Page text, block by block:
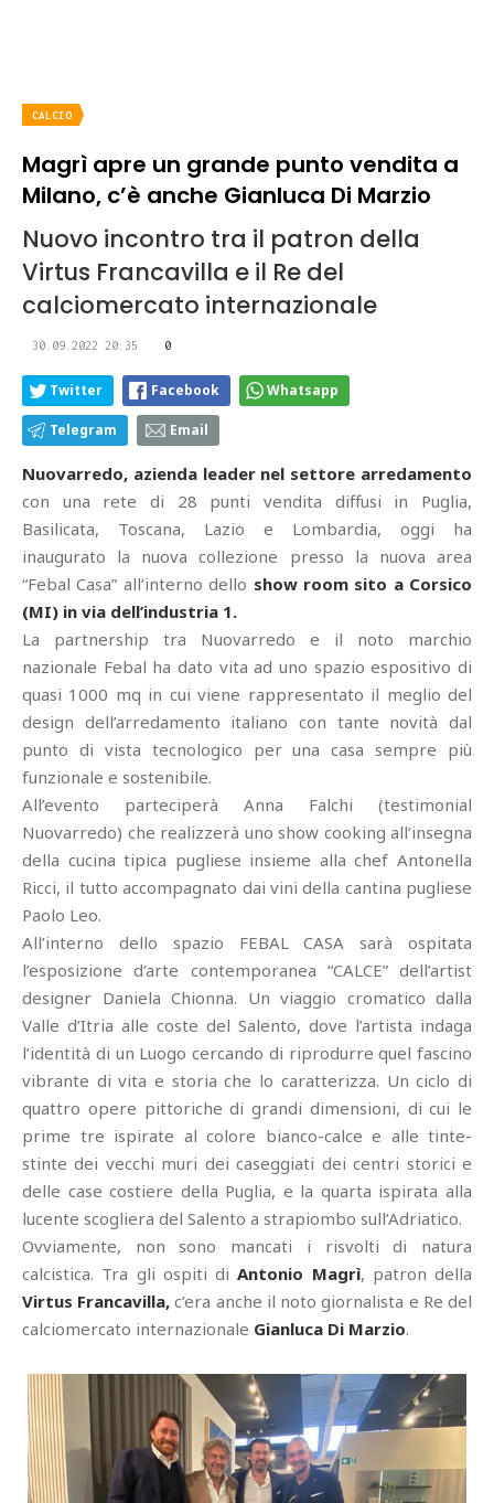
CALCIO
Magrì apre un grande punto vendita a
Milano, c’è anche Gianluca Di Marzio
Nuovo incontro tra il patron della
Virtus Francavilla e il Re del
calciomercato internazionale
30.09.2022 20:35 0
Twitter Facebook Whatsapp
Telegram Email
Nuovarredo, azienda leader nel settore arredamento
con una rete di 28 punti vendita diffusi in Puglia,
Basilicata, Toscana, Lazio e Lombardia, oggi ha
inaugurato la nuova collezione presso la nuova area
“Febal Casa” all’interno dello show room sito a Corsico
(MI) in via dell’industria 1.
La partnership tra Nuovarredo e il noto marchio
nazionale Febal ha dato vita ad uno spazio espositivo di
quasi 1000 mq in cui viene rappresentato il meglio del
design dell’arredamento italiano con tante novità dal
punto di vista tecnologico per una casa sempre più
funzionale e sostenibile.
All’evento parteciperà Anna Falchi (testimonial
Nuovarredo) che realizzerà uno show cooking all’insegna
della cucina tipica pugliese insieme alla chef Antonella
Ricci, il tutto accompagnato dai vini della cantina pugliese
Paolo Leo.
All’interno dello spazio FEBAL CASA sarà ospitata
l’esposizione d’arte contemporanea “CALCE” dell’artist
designer Daniela Chionna. Un viaggio cromatico dalla
Valle d’Itria alle coste del Salento, dove l’artista indaga
l’identità di un Luogo cercando di riprodurre quel fascino
vibrante di vita e storia che lo caratterizza. Un ciclo di
quattro opere pittoriche di grandi dimensioni, di cui le
prime tre ispirate al colore bianco-calce e alle tinte-
stinte dei vecchi muri dei caseggiati dei centri storici e
delle case costiere della Puglia, e la quarta ispirata alla
lucente scogliera del Salento a strapiombo sull’Adriatico.
Ovviamente, non sono mancati i risvolti di natura
calcistica. Tra gli ospiti diAntonio Magrì, patron della
Virtus Francavilla, c’era anche il noto giornalista e Re del
calciomercato internazionale Gianluca Di Marzio.